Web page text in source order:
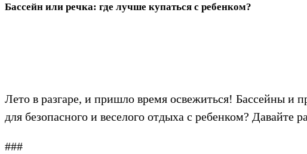
Бассейн или речка: где лучше купаться с ребенком?
Лето в разгаре, и пришло время освежиться! Бассейны и
для безопасного и веселого отдыха с ребенком?
###